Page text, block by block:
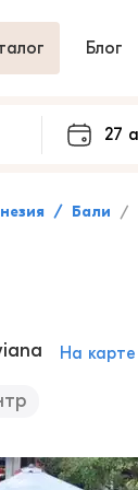
Блог
Бали
На карте